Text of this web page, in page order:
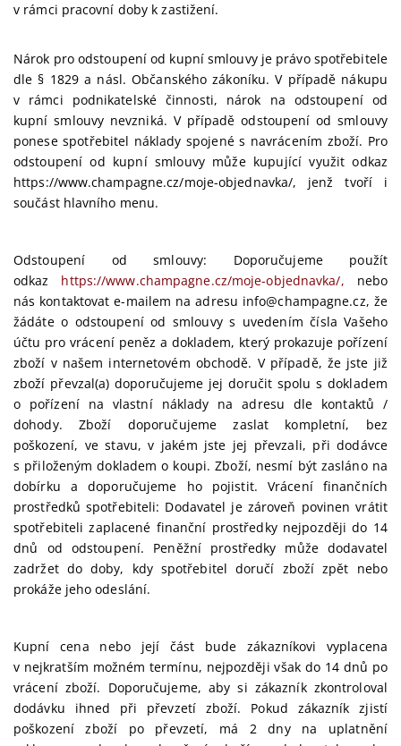
v rámci pracovní doby k zastižení.
Nárok pro odstoupení od kupní smlouvy je právo spotřebitele
dle § 1829 a násl. Občanského zákoníku. V případě nákupu
v rámci podnikatelské činnosti, nárok na odstoupení od
kupní smlouvy nevzniká. V případě odstoupení od smlouvy
ponese spotřebitel náklady spojené s navrácením zboží. Pro
odstoupení od kupní smlouvy může kupující využit odkaz
https://www.champagne.cz/moje-objednavka/, jenž tvoří i
součást hlavního menu.
Odstoupení od smlouvy: Doporučujeme použít
odkaz https://www.champagne.cz/moje-objednavka/, nebo
nás kontaktovat e-mailem na adresu info@champagne.cz, že
žádáte o odstoupení od smlouvy s uvedením čísla Vašeho
účtu pro vrácení peněz a dokladem, který prokazuje pořízení
zboží v našem internetovém obchodě. V případě, že jste již
zboží převzal(a) doporučujeme jej doručit spolu s dokladem
o pořízení na vlastní náklady na adresu dle kontaktů /
dohody. Zboží doporučujeme zaslat kompletní, bez
poškození, ve stavu, v jakém jste jej převzali, při dodávce
s přiloženým dokladem o koupi. Zboží, nesmí být zasláno na
dobírku a doporučujeme ho pojistit. Vrácení finančních
prostředků spotřebiteli: Dodavatel je zároveň povinen vrátit
spotřebiteli zaplacené finanční prostředky nejpozději do 14
dnů od odstoupení. Peněžní prostředky může dodavatel
zadržet do doby, kdy spotřebitel doručí zboží zpět nebo
prokáže jeho odeslání.
Kupní cena nebo její část bude zákazníkovi vyplacena
v nejkratším možném termínu, nejpozději však do 14 dnů po
vrácení zboží. Doporučujeme, aby si zákazník zkontroloval
dodávku ihned při převzetí zboží. Pokud zákazník zjistí
poškození zboží po převzetí, má 2 dny na uplatnění